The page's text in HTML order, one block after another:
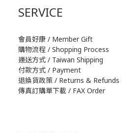
SERVICE
會員好康 / Member Gift
購物流程 / Shopping Process
運送方式 / Taiwan Shipping
付款方式 / Payment
退換貨政策 / Returns & Refunds
傳真訂購單下載 / FAX Order